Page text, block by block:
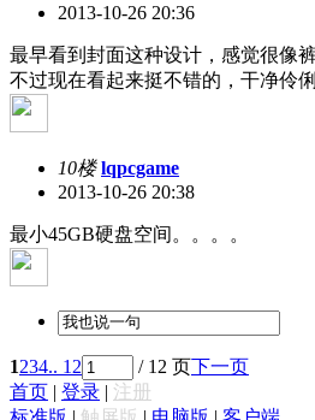
2013-10-26 20:36
最早看到封面这种设计，感觉很像
不过现在看起来挺不错的，干净伶俐
10楼 lqpcgame
2013-10-26 20:38
最小45GB硬盘空间。。。。
1234.. 12 / 12 页下一页
首页 | 登录 | 注册